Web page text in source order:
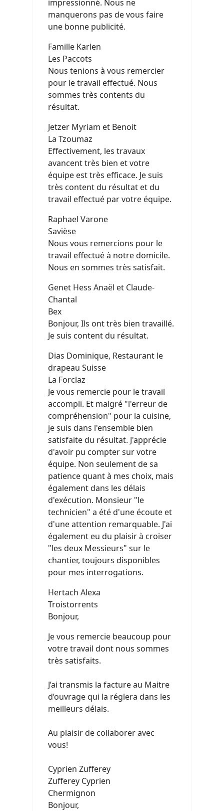
impressionné. Nous ne
manquerons pas de vous faire
une bonne publicité.
Famille Karlen
Les Paccots
Nous tenions à vous remercier
pour le travail effectué. Nous
sommes très contents du
résultat.
Jetzer Myriam et Benoit
La Tzoumaz
Effectivement, les travaux
avancent très bien et votre
équipe est très efficace. Je suis
très content du résultat et du
travail effectué par votre équipe.
Raphael Varone
Savièse
Nous vous remercions pour le
travail effectué à notre domicile.
Nous en sommes très satisfait.
Genet Hess Anaël et Claude-
Chantal
Bex
Bonjour, Ils ont très bien travaillé.
Je suis content du résultat.
Dias Dominique, Restaurant le
drapeau Suisse
La Forclaz
Je vous remercie pour le travail
accompli. Et malgré "l'erreur de
compréhension" pour la cuisine,
je suis dans l'ensemble bien
satisfaite du résultat. J'apprécie
d'avoir pu compter sur votre
équipe. Non seulement de sa
patience quant à mes choix, mais
également dans les délais
d'exécution. Monsieur "le
technicien" a été d'une écoute et
d'une attention remarquable. J'ai
également eu du plaisir à croiser
"les deux Messieurs" sur le
chantier, toujours disponibles
pour mes interrogations.
Hertach Alexa
Troistorrents
Bonjour,
Je vous remercie beaucoup pour
votre travail dont nous sommes
très satisfaits.
J’ai transmis la facture au Maitre
d’ouvrage qui la réglera dans les
meilleurs délais.
Au plaisir de collaborer avec
vous!
Cyprien Zufferey
Zufferey Cyprien
Chermignon
Bonjour,